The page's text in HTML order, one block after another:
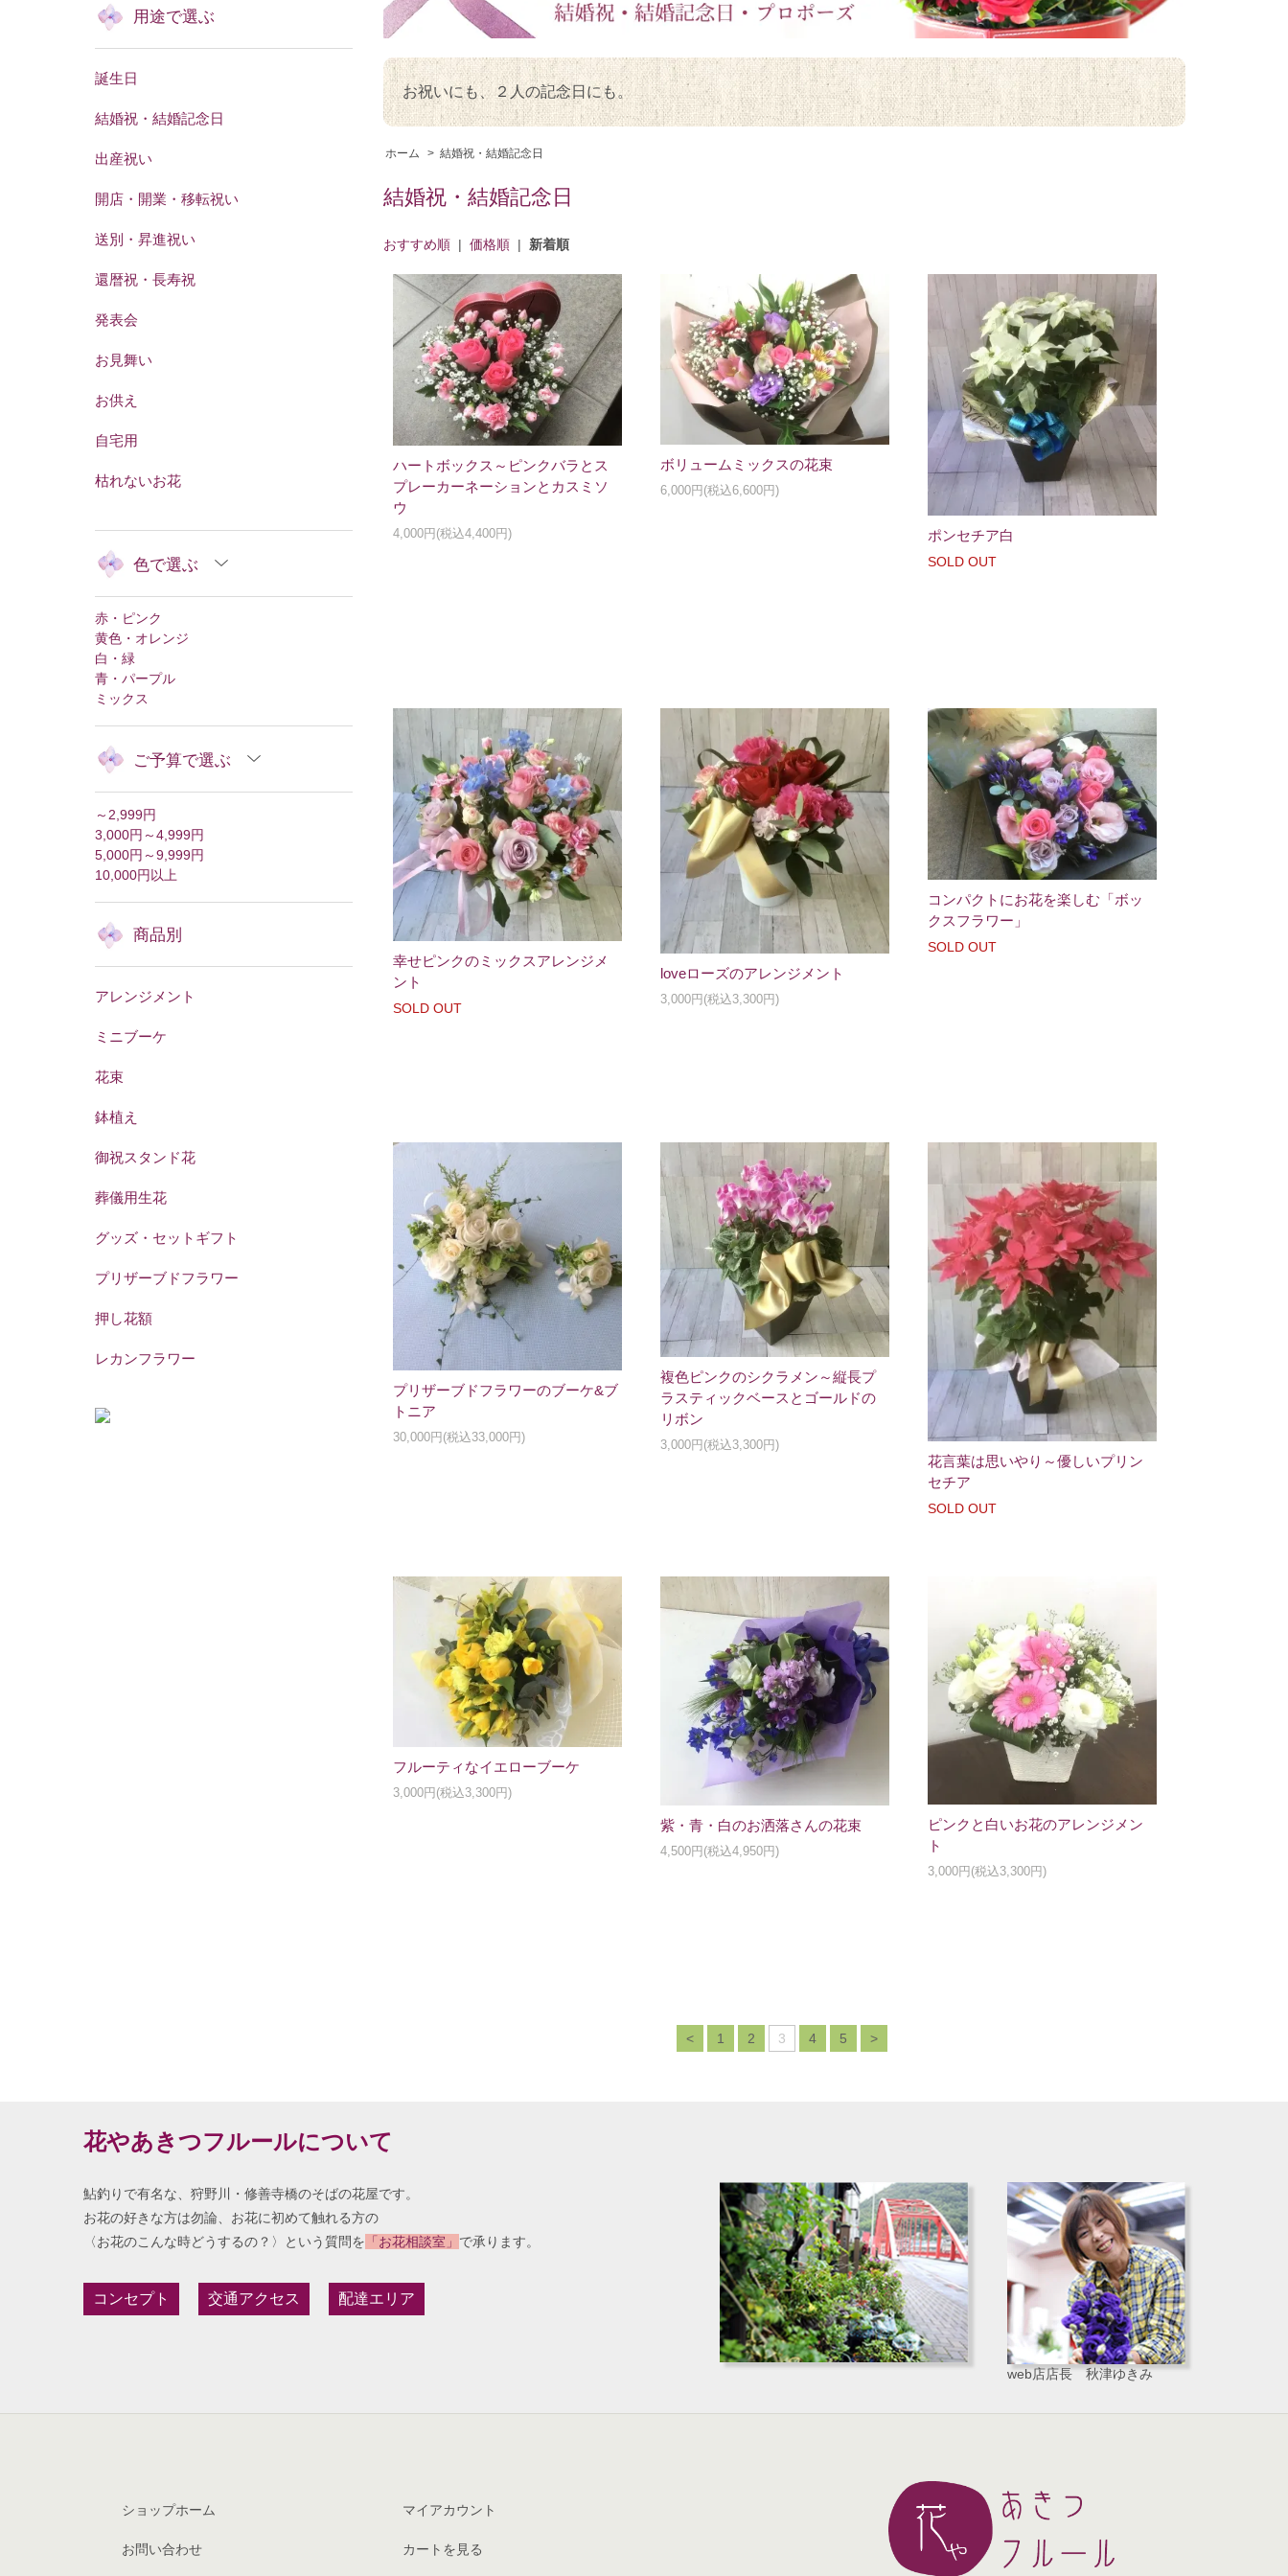
お祝いにも、２人の記念日にも。
ホーム > 結婚祝・結婚記念日
結婚祝・結婚記念日
おすすめ順| 価格順| 新着順
ハートボックス～ピンクバラとス
プレーカーネーションとカスミソ
ウ
4,000円(税込4,400円)
ボリュームミックスの花束
6,000円(税込6,600円)
ポンセチア白
SOLD OUT
幸せピンクのミックスアレンジメ
ント
SOLD OUT
loveローズのアレンジメント
3,000円(税込3,300円)
コンパクトにお花を楽しむ「ボッ
クスフラワー」
SOLD OUT
プリザーブドフラワーのブーケ&ブ
トニア
30,000円(税込33,000円)
複色ピンクのシクラメン～縦長プ
ラスティックベースとゴールドの
リボン
3,000円(税込3,300円)
花言葉は思いやり～優しいプリン
セチア
SOLD OUT
フルーティなイエローブーケ
3,000円(税込3,300円)
紫・青・白のお洒落さんの花束
4,500円(税込4,950円)
ピンクと白いお花のアレンジメン
ト
3,000円(税込3,300円)
< 1 2 3 4 5 >
用途で選ぶ
誕生日
結婚祝・結婚記念日
出産祝い
開店・開業・移転祝い
送別・昇進祝い
還暦祝・長寿祝
発表会
お見舞い
お供え
自宅用
枯れないお花
色で選ぶ
赤・ピンク
黄色・オレンジ
白・緑
青・パープル
ミックス
ご予算で選ぶ
～2,999円
3,000円～4,999円
5,000円～9,999円
10,000円以上
商品別
アレンジメント
ミニブーケ
花束
鉢植え
御祝スタンド花
葬儀用生花
グッズ・セットギフト
プリザーブドフラワー
押し花額
レカンフラワー
花やあきつフルールについて
web店店長 秋津ゆきみ
鮎釣りで有名な、狩野川・修善寺橋のそばの花屋です。
お花の好きな方は勿論、お花に初めて触れる方の
〈お花のこんな時どうするの？〉という質問を 「お花相談室」 で承ります。
コンセプト 交通アクセス 配達エリア
ショップホーム
お問い合わせ
マイアカウント
カートを見る